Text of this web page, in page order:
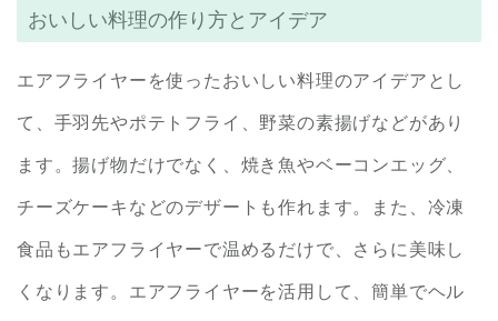
おいしい料理の作り方とアイデア
エアフライヤーを使ったおいしい料理のアイデアとし
て、手羽先やポテトフライ、野菜の素揚げなどがあり
ます。揚げ物だけでなく、焼き魚やベーコンエッグ、
チーズケーキなどのデザートも作れます。また、冷凍
食品もエアフライヤーで温めるだけで、さらに美味し
くなります。エアフライヤーを活用して、簡単でヘル